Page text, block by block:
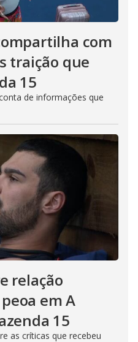
com
traição que
15
de informações que
relação
em A
15
as críticas que recebeu